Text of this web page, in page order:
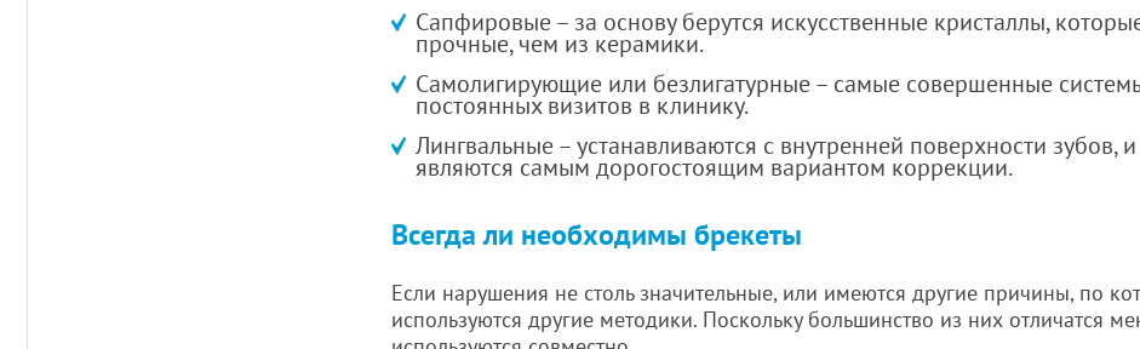
Сапфировые – за основу берутся искусственные кристаллы,
прочные, чем из керамики.
Самолигирующие или безлигатурные – самые совершенные
постоянных визитов в клинику.
Лингвальные – устанавливаются с внутренней поверхности
являются самым дорогостоящим вариантом коррекции.
Всегда ли необходимы брекеты
Если нарушения не столь значительные, или имеются другие причины, по
используются другие методики. Поскольку большинство из них отличатся